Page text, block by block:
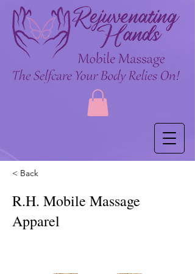
< Back
R.H. Mobile Massage
Apparel